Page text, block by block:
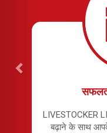
LIVESTOCKER
बढ़ाने के साथ आपके